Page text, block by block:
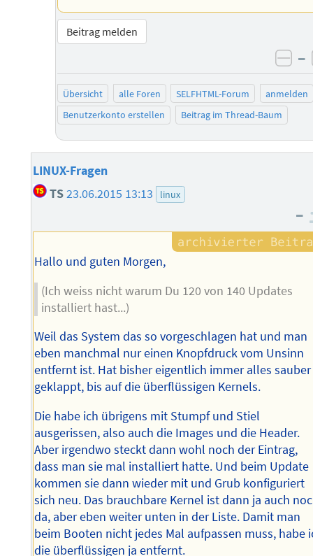
Beitrag melden
–
Übersicht alle Foren SELFHTML-Forum
anmelden
Benutzerkonto erstellen
Beitrag im Thread-Baum
LINUX-Fragen
TS23.06.2015 13:13 linux
–
Hallo und guten Morgen,
(Ich weiss nicht warum Du 120 von 140 Updates
installiert hast...)
Weil das System das so vorgeschlagen hat und man
eben manchmal nur einen Knopfdruck vom Unsinn
entfernt ist. Hat bisher eigentlich immer alles sauber
geklappt, bis auf die überflüssigen Kernels.
Die habe ich übrigens mit Stumpf und Stiel
ausgerissen, also auch die Images und die Header.
Aber irgendwo steckt dann wohl noch der Eintrag,
dass man sie mal installiert hatte. Und beim Update
kommen sie dann wieder mit und Grub konfiguriert
sich neu. Das brauchbare Kernel ist dann ja auch
da, aber eben weiter unten in der Liste. Damit man
beim Booten nicht jedes Mal aufpassen muss, habe
die überflüssigen ja entfernt.